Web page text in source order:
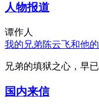
人物报道
谭作人
我的兄弟陈云飞和他的
兄弟的填狱之心，早
国内来信